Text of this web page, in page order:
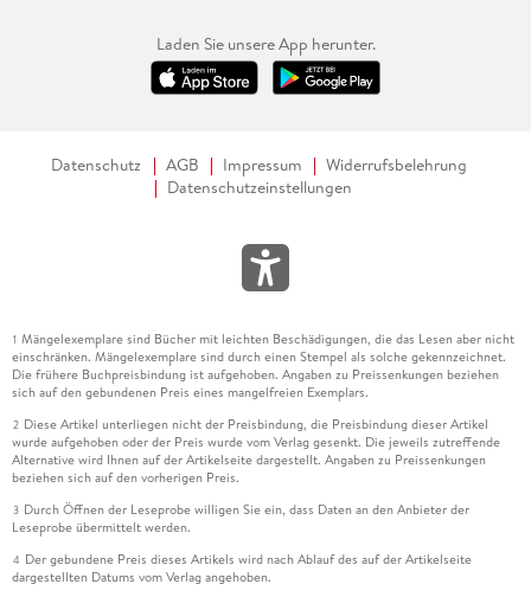
Laden Sie unsere App herunter.
Datenschutz AGB Impressum
Widerrufsbelehrung
Datenschutzeinstellungen
1 Mängelexemplare sind Bücher mit leichten Beschädigungen, die das Lesen aber nicht
einschränken. Mängelexemplare sind durch einen Stempel als solche gekennzeichnet.
Die frühere Buchpreisbindung ist aufgehoben. Angaben zu Preissenkungen beziehen
sich auf den gebundenen Preis eines mangelfreien Exemplars.
2 Diese Artikel unterliegen nicht der Preisbindung, die Preisbindung dieser Artikel
wurde aufgehoben oder der Preis wurde vom Verlag gesenkt. Die jeweils zutreffende
Alternative wird Ihnen auf der Artikelseite dargestellt. Angaben zu Preissenkungen
beziehen sich auf den vorherigen Preis.
3 Durch Öffnen der Leseprobe willigen Sie ein, dass Daten an den Anbieter der
Leseprobe übermittelt werden.
4 Der gebundene Preis dieses Artikels wird nach Ablauf des auf der Artikelseite
dargestellten Datums vom Verlag angehoben.